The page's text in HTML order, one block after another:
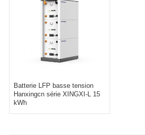
Batterie LFP basse tension
Hanxingcn série XINGXI-L 15
kWh